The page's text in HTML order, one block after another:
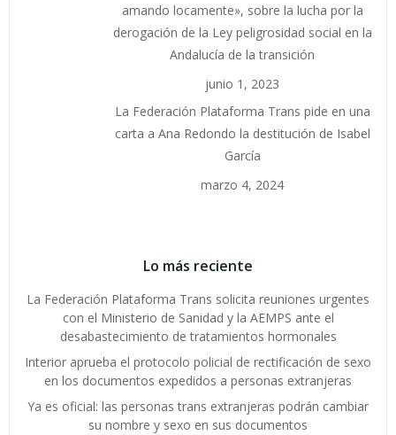
amando locamente», sobre la lucha por la
derogación de la Ley peligrosidad social en la
Andalucía de la transición
junio 1, 2023
La Federación Plataforma Trans pide en una
carta a Ana Redondo la destitución de Isabel
García
marzo 4, 2024
Lo más reciente
La Federación Plataforma Trans solicita reuniones urgentes
con el Ministerio de Sanidad y la AEMPS ante el
desabastecimiento de tratamientos hormonales
Interior aprueba el protocolo policial de rectificación de sexo
en los documentos expedidos a personas extranjeras
Ya es oficial: las personas trans extranjeras podrán cambiar
su nombre y sexo en sus documentos